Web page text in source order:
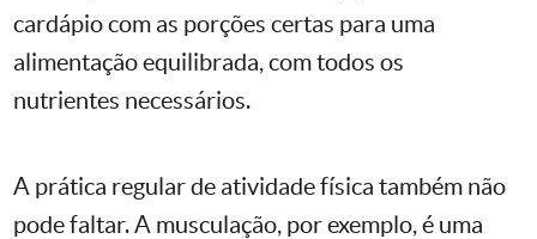
cardápio com as porções certas para uma
alimentação equilibrada, com todos os
nutrientes necessários.
A prática regular de atividade física também não
pode faltar. A musculação, por exemplo, é uma